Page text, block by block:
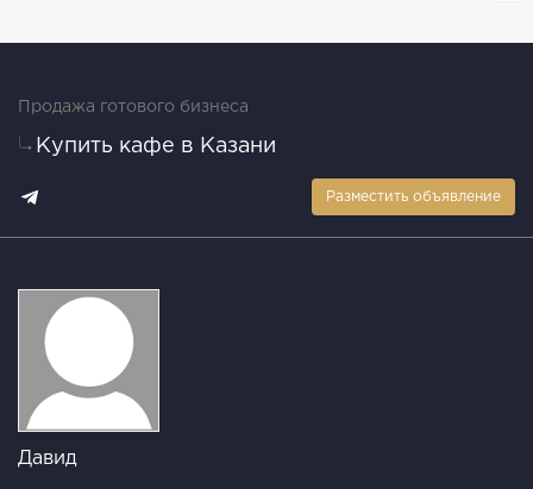
Продажа готового бизнеса
Купить кафе в Казани
Разместить объявление
Давид